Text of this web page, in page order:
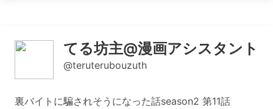
てる坊主@漫画アシスタント
@teruterubouzuth
裏バイトに騙されそうになった話season2 第11話